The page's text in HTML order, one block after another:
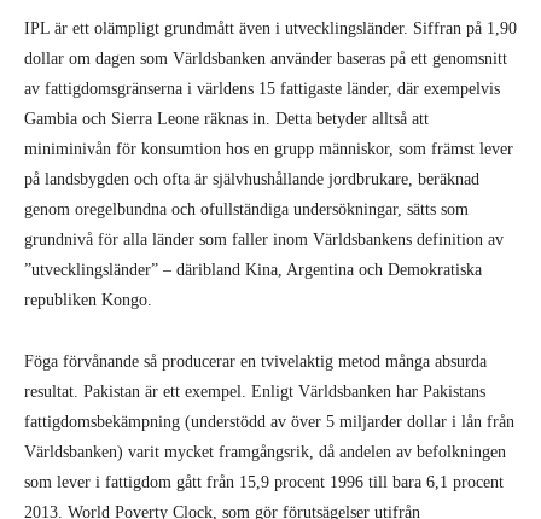
”utvecklingsländer” – däribland Kina, Argentina och Demokratiska
republiken Kongo.
Föga förvånande så producerar en tvivelaktig metod många absurda
resultat. Pakistan är ett exempel. Enligt Världsbanken har Pakistans
fattigdomsbekämpning (understödd av över 5 miljarder dollar i lån från
Världsbanken) varit mycket framgångsrik, då andelen av befolkningen
som lever i fattigdom gått från 15,9 procent 1996 till bara 6,1 procent
2013. World Poverty Clock, som gör förutsägelser utifrån
Världsbankens data, har till och med vågat påstå att den extrema
Men enligt Pakistans egen undersökning av matvanor från 2011 är en
tredjedel av alla pakistanska barn undernärda och hälften lider av
blodbrist. Ännu mer nedslående är att antalet barn och mödrar som går
hungriga knappt har förändrats alls de senaste två årtiondena, enligt en
undersökning publicerad iThe Lancet år 2013. Situationen har inte